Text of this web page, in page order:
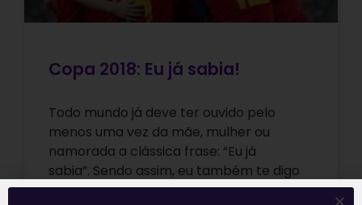
Copa 2018: Eu já sabia!
Todo mundo já deve ter ouvido pelo
menos uma vez da mãe, mulher ou
namorada a clássica frase: “Eu já
sabia”. Sendo assim, eu também te digo
que falei que o time da Bélgica…